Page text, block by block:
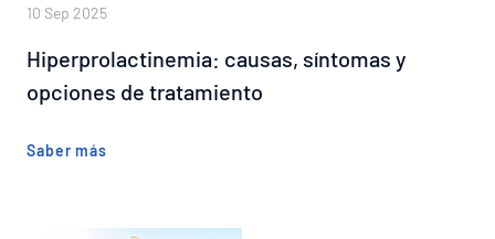
Hiperprolactinemia: causas, síntomas y
opciones de tratamiento
10 Sep 2025
Saber más